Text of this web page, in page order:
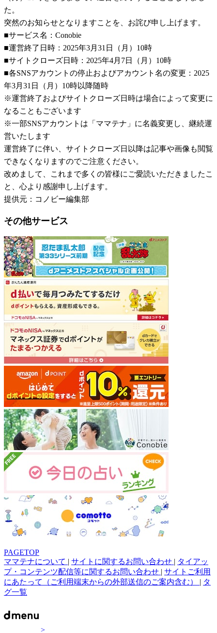
た。
突然のお知らせとなりますことを、お詫び申し上げます。
■サービス名：Conobie
■運営終了日時：2025年3月31日（月）10時
■サイトクローズ日時：2025年4月7日（月）10時
■各SNSアカウントの停止およびアカウント名の変更：2025
年3月31日（月）10時以降随時
※運営終了およびサイトクローズ日時は場合によって変更に
なることもございます
※一部SNSアカウントは「ママテナ」に名義変更し、継続運
営いたします
運営終了に伴い、サイトクローズ日以降は記事や画像も閲覧
できなくなりますのでご注意ください。
改めまして、これまで多くの皆様にご愛読いただきましたこ
と、心より感謝申し上げます。
提供元：コノビー編集部
その他サービス
PAGETOP
ママテナについて | サイトに関するお問い合わせ | タイアッ
プ・コンテンツ配信等に関するお問い合わせ | サイトご利用
にあたって（ご利用端末からの外部送信のご案内含む） | タ
グ一覧
>